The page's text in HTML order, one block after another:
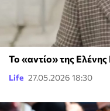
Το «αντίο» της
Life 27.05.2026 18:30